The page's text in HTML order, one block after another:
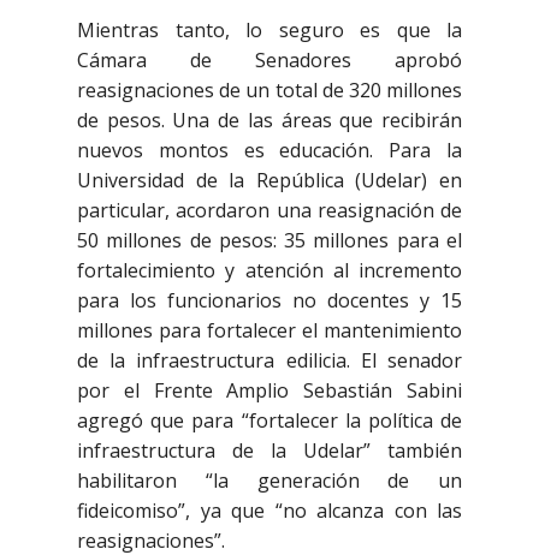
Mientras tanto, lo seguro es que la
Cámara de Senadores aprobó
reasignaciones de un total de 320 millones
de pesos. Una de las áreas que recibirán
nuevos montos es educación. Para la
Universidad de la República (Udelar) en
particular, acordaron una reasignación de
50 millones de pesos: 35 millones para el
fortalecimiento y atención al incremento
para los funcionarios no docentes y 15
millones para fortalecer el mantenimiento
de la infraestructura edilicia. El senador
por el Frente Amplio Sebastián Sabini
agregó que para “fortalecer la política de
infraestructura de la Udelar” también
habilitaron “la generación de un
fideicomiso”, ya que “no alcanza con las
reasignaciones”.